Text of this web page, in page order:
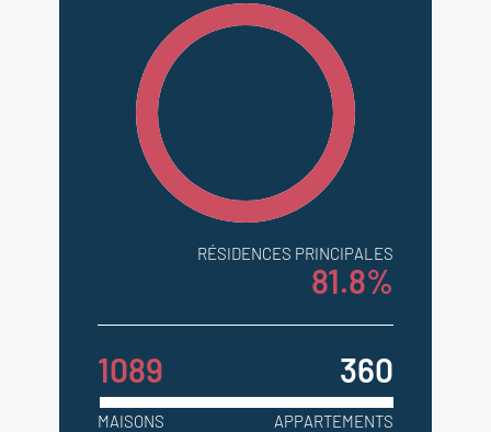
RÉSIDENCES PRINCIPALES
81.8%
1089 360
MAISONS APPARTEMENTS